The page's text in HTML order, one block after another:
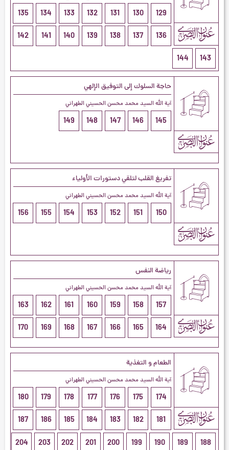
129
130
131
132
133
134
135
136
137
138
139
140
141
142
143
144
حاجة السلوك إلى التوفيق الإلهي
آية الله السيد محمد محسن الحسيني الطهراني
145
146
147
148
149
تفريغ القلب لتلقي دستورات الأولياء
آية الله السيد محمد محسن الحسيني الطهراني
150
151
152
153
154
155
156
رياضة النفس
آية الله السيد محمد محسن الحسيني الطهراني
157
158
159
160
161
162
163
164
165
166
167
168
169
170
الطعام و التغذية
آية الله السيد محمد محسن الحسيني الطهراني
174
175
176
177
178
179
180
181
182
183
184
185
186
187
188
189
190
199
200
201
202
203
204